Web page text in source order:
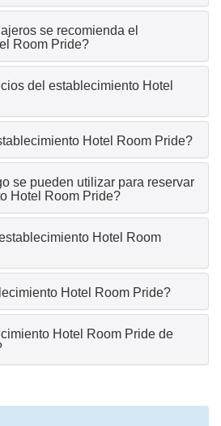
se recomienda el
Room Pride?
del establecimiento Hotel
Hotel Room Pride?
se pueden utilizar para reservar
Hotel Room Pride?
Hotel Room
Hotel Room Pride?
Hotel Room Pride de